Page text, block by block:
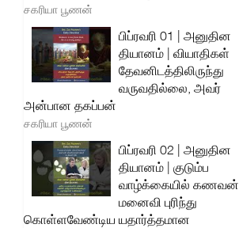
சகரியா பூணன்
பிப்ரவரி 01 | அனுதின
தியானம் | வியாதிகள்
தேவனிடத்திலிருந்து
வருவதில்லை, அவர்
அன்பான தகப்பன்
சகரியா பூணன்
பிப்ரவரி 02 | அனுதின
தியானம் | குடும்ப
வாழ்க்கையில் கணவன்
மனைவி புரிந்து
கொள்ளவேண்டிய யதார்த்தமான